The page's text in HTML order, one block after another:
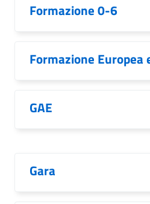
Formazione 0-6
Formazione
GAE
Gara